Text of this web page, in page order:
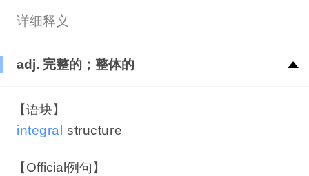
详细释义
adj. 完整的；整体的
【语块】
integral structure
【Official例句】